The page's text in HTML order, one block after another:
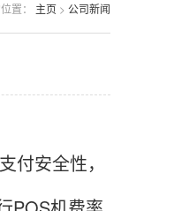
置： 主页 > 公司新闻
付安全性，